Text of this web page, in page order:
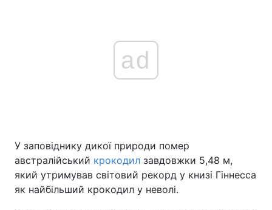
Україна Політика
Економіка Світ
ad
У заповіднику дикої природи помер
австралійський крокодил завдовжки 5,48 м,
який утримував світовий рекорд у книзі Гіннесса
як найбільший крокодил у неволі.